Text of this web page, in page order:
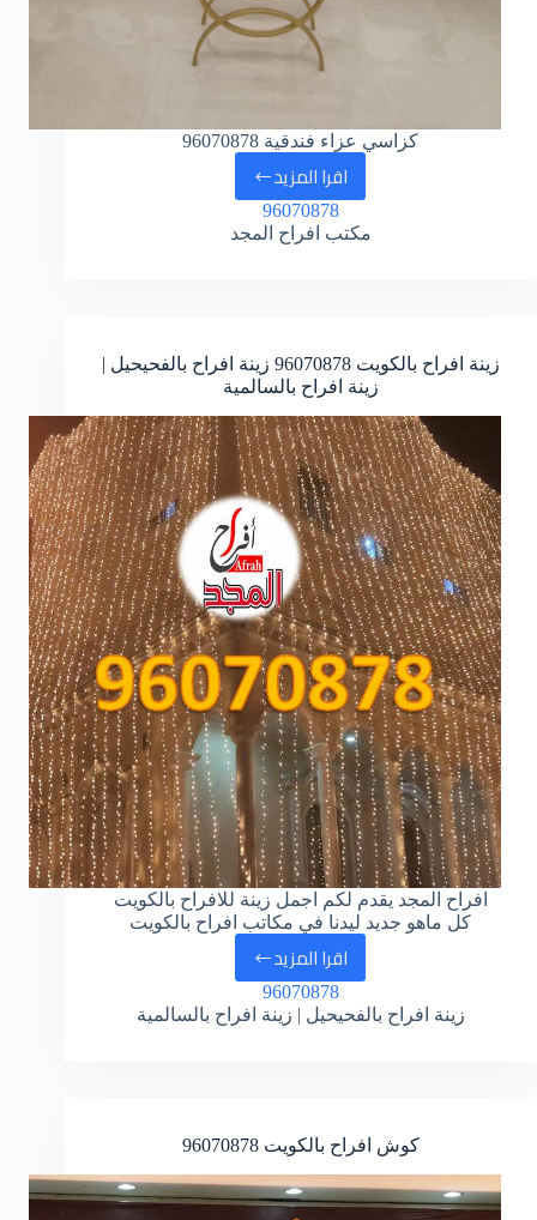
كزاسي عزاء فندقية 96070878
اقرا المزيدكراسي
عزاء
96070878
مكتب افراح المجد
زينة افراح بالكويت96070878 زينة افراح بالفحيحيل |
زينة افراح بالسالمية
افراح المجد يقدم لكم اجمل زينة للافراح بالكويت
كل ماهو جديد ليدنا في مكاتب افراح بالكويت
اقرا المزيد
زينة
افراح
96070878
زينة افراح بالفحيحيل | زينة افراح بالسالمية
كوش افراح بالكويت96070878